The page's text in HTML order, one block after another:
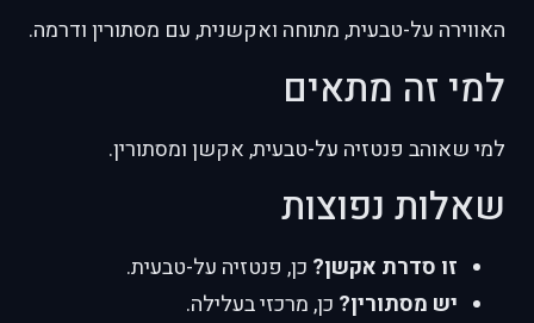
האווירה על-טבעית, מתוחה ואקשנית, עם מסתורין ודרמה.
למי זה מתאים
למי שאוהב פנטזיה על-טבעית, אקשן ומסתורין.
שאלות נפוצות
זו סדרת אקשן? כן, פנטזיה על-טבעית.
יש מסתורין? כן, מרכזי בעלילה.